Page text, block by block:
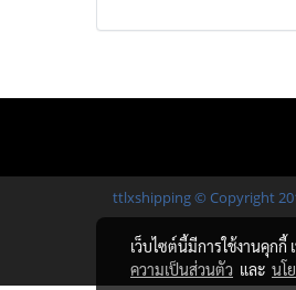
ttlxshipping © Copyright
เว็บไซต์นี้มีการใช้งานคุก
ความเป็นส่วนตัว และ นโ